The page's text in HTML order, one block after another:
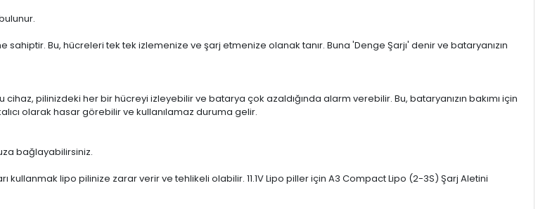
sahiptir. Bu, hücreleri tek tek izlemenize ve şarj etmenize olanak tanır. Buna 'Denge Şarjı' denir ve bataryanızın
pilinizdeki her bir hücreyi izleyebilir ve batarya çok azaldığında alarm verebilir. Bu, bataryanızın bakımı için
olarak hasar görebilir ve kullanılamaz duruma gelir.
bağlayabilirsiniz.
kullanmak lipo pilinize zarar verir ve tehlikeli olabilir. 11.1V Lipo piller için A3 Compact Lipo (2-3S) Şarj Aletini